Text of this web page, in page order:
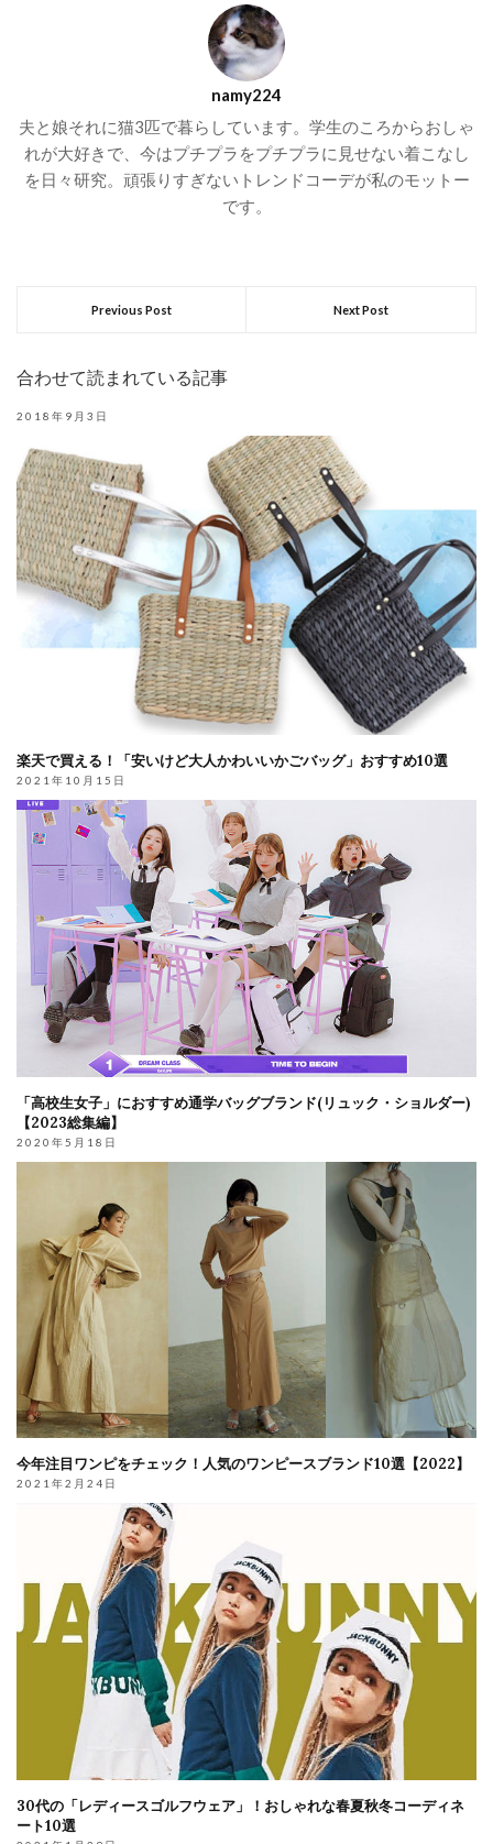
namy224
夫と娘それに猫3匹で暮らしています。学生のころからおしゃ
れが大好きで、今はプチプラをプチプラに見せない着こなし
を日々研究。頑張りすぎないトレンドコーデが私のモットー
です。
Previous Post Next Post
合わせて読まれている記事
2018年9月3日
楽天で買える！「安いけど大人かわいいかごバッグ」おすすめ10選
2021年10月15日
「高校生女子」におすすめ通学バッグブランド(リュック・ショルダー)
【2023総集編】
2020年5月18日
今年注目ワンピをチェック！人気のワンピースブランド10選【2022】
2021年2月24日
30代の「レディースゴルフウェア」！おしゃれな春夏秋冬コーディネ
ート10選